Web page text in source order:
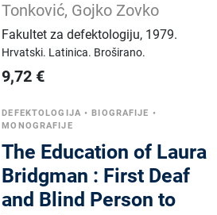
Tonković, Gojko Zovko
Fakultet za defektologiju, 1979.
Hrvatski. Latinica. Broširano.
9,72 €
DEFEKTOLOGIJA •BIOGRAFIJE •
MONOGRAFIJE
The Education of Laura
Bridgman : First Deaf
and Blind Person to